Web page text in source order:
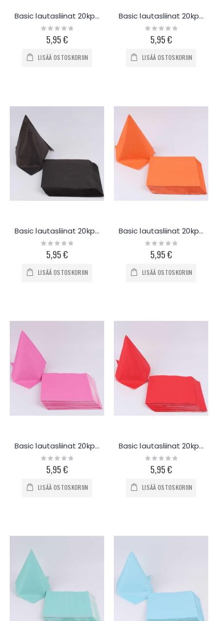
Basic lautasliinat 20kpl - keltainen
Rating:
0%5,95 €
LISÄÄ OSTOSKORIIN
Basic lautasliinat 20kpl - moniväri
Rating:
0%5,95 €
LISÄÄ OSTOSKORIIN
Basic lautasliinat 20kpl - musta
Rating:
0%5,95 €
LISÄÄ OSTOSKORIIN
Basic lautasliinat 20kpl - oranssi
Rating:
0%5,95 €
LISÄÄ OSTOSKORIIN
Basic lautasliinat 20kpl - pinkki
Rating:
0%5,95 €
LISÄÄ OSTOSKORIIN
Basic lautasliinat 20kpl - punainen
Rating:
0%5,95 €
LISÄÄ OSTOSKORIIN